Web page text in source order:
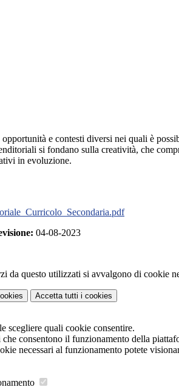
opportunità e contesti diversi nei quali è
si fondano sulla creatività, che
in evoluzione.
04-08-2023
da questo utilizzati si avvalgono di cookie
Accetta tutti i cookies
scegliere quali cookie consentire.
consentono il funzionamento della
necessari al funzionamento potete